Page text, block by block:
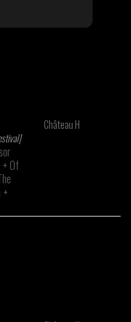
+ Of
+
Château H